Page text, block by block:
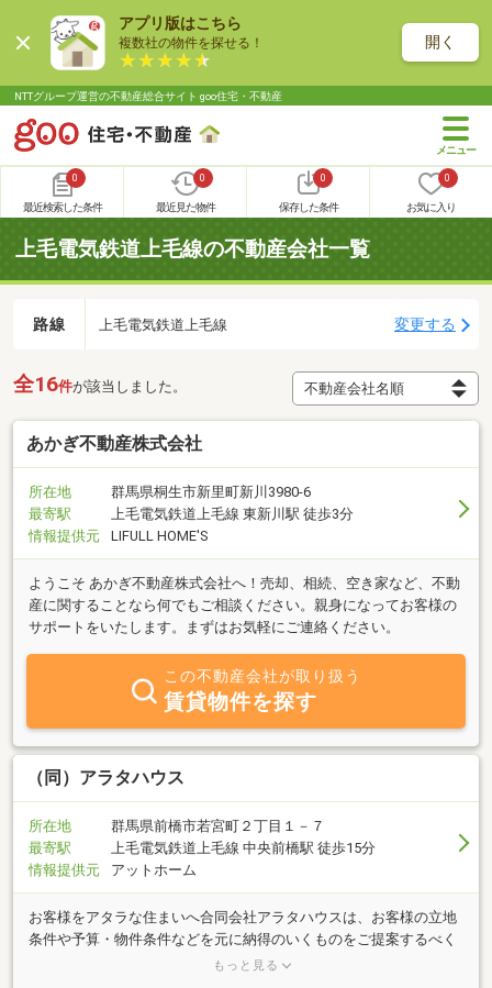
アプリ版はこちら
複数社の物件を探せる！ 開く
NTTグループ運営の不動産総合サイト goo住宅・不動産
0
最近検索した条件
0
最近見た物件
0
保存した条件
0
お気に入り
上毛電気鉄道上毛線の不動産会社一覧
路線 上毛電気鉄道上毛線 変更する
全16件が該当しました。
あかぎ不動産株式会社
所在地
群馬県桐生市新里町新川3980-6
最寄駅
上毛電気鉄道上毛線 東新川駅 徒歩3分
情報提供元
LIFULL HOME'S
ようこそ あかぎ不動産株式会社へ！売却、相続、空き家など、不動
産に関することなら何でもご相談ください。親身になってお客様の
サポートをいたします。まずはお気軽にご連絡ください。
この不動産会社が取り扱う
賃貸物件を探す
（同）アラタハウス
所在地
群馬県前橋市若宮町２丁目１－７
最寄駅
上毛電気鉄道上毛線 中央前橋駅 徒歩15分
情報提供元
アットホーム
お客様をアタラな住まいへ合同会社アラタハウスは、お客様の立地
条件や予算・物件条件などを元に納得のいくものをご提案するべく
日々情報収集に努めています。群馬県前橋市で実績と経験を活か
もっと見る